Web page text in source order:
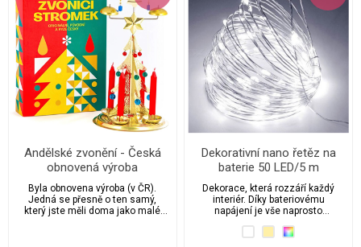
Andělské zvonění - Česká
obnovená výroba
originálního zvonícího
stromku
Byla obnovena výroba (v ČR).
Jedná se přesně o ten samý,
který jste měli doma jako malé
Dekorativní nano řetěz na
baterie 50 LED/5 m
Dekorace, která rozzáří každý
interiér. Díky bateriovému
napájení je vše naprosto